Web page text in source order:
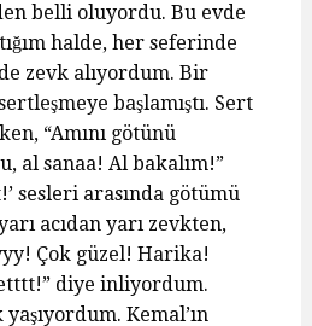
belli oluyordu. Bu evde
halde, her seferinde
zevk alıyordum. Bir
başlamıştı. Sert
“Amını götünü
al sanaa! Al bakalım!”
sesleri arasında götümü
acıdan yarı zevkten,
Çok güzel! Harika!
diye inliyordum.
Kemal’ın